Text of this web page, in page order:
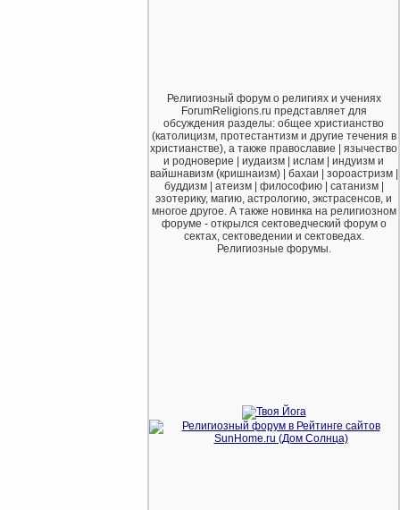
Религиозный форум о религиях и учениях
ForumReligions.ru представляет для
обсуждения разделы: общее христианство
(католицизм, протестантизм и другие течения в
христианстве), а также православие | язычество
и родноверие | иудаизм | ислам | индуизм и
вайшнавизм (кришнаизм) | бахаи | зороастризм |
буддизм | атеизм | философию | сатанизм |
эзотерику, магию, астрологию, экстрасенсов, и
многое другое. А также новинка на религиозном
форуме - открылся сектоведческий форум о
сектах, сектоведении и сектоведах.
Религиозные форумы.